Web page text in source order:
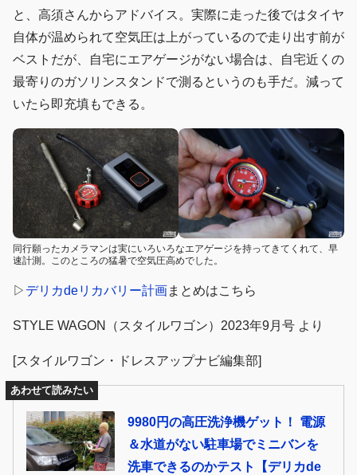
と、高須さんからアドバイス。実際に走った後ではタイヤ
自体が温められて空気圧は上がっているので走り出す前が
ベストだが、自宅にエアゲージがない場合は、自宅近くの
最寄りのガソリンスタンドで測るというのも手だ。減って
いたら即充填もできる。
同行願ったカメラマンは実にいろいろなエアゲージを持ってきてくれて、早
速計測。このところの猛暑で空気圧高めでした。
▷ デリカdeリカバリー計画まとめはこちら
STYLE WAGON（スタイルワゴン）2023年9月号 より
[スタイルワゴン・ドレスアップナビ編集部]
あわせて読みたい
9980円の高圧洗浄機ゲット！ 電源
＆水道がない駐車場でミニバンを
洗車できるのかテスト【デリカde